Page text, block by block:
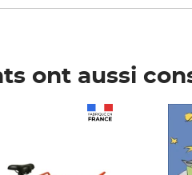
ont aussi
Prix